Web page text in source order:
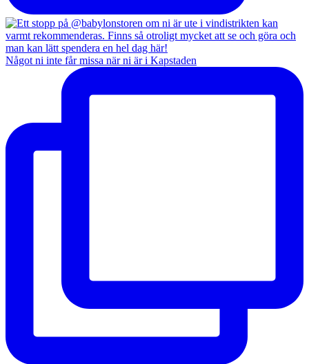
Något ni inte får missa när ni är i Kapstaden